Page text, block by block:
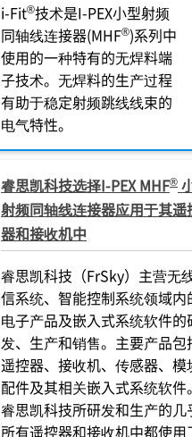
i-Fit®技术是I-PEX小型射频
同轴线连接器(MHF®)系列中
使用的一种特有的无焊料端
子技术。无焊料的生产过程
有助于稳定射频跳线线束的
电气特性。
睿思凯科技选择I-PEX MHF®
射频同轴线连接器应用于其遥
器和接收机中
睿思凯科技（FrSky）主营无
信系统、智能控制系统领域内
电子产品及嵌入式系统软件的
发、生产和销售。主要产品包
遥控器、接收机、传感器、模
配件及其相关嵌入式系统软件
睿思凯科技所研发和生产的几
所有遥控器和接收机中都使用